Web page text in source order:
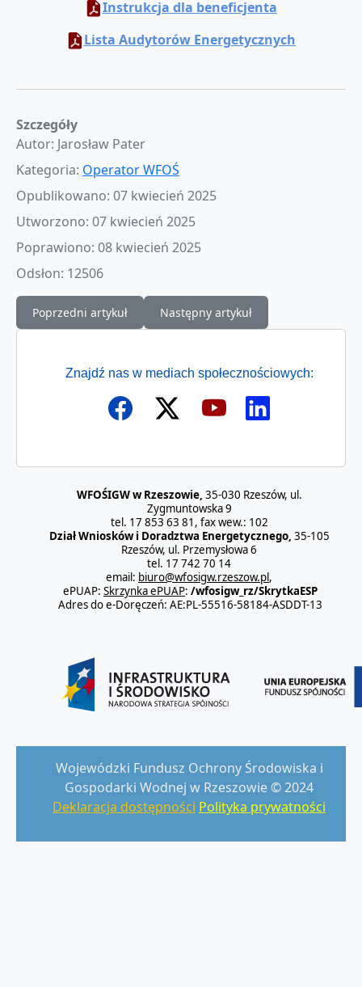
Instrukcja dla beneficjenta
Lista Audytorów Energetycznych
Szczegóły
Autor: Jarosław Pater
Kategoria: Operator WFOŚ
Opublikowano: 07 kwiecień 2025
Utworzono: 07 kwiecień 2025
Poprawiono: 08 kwiecień 2025
Odsłon: 12506
Poprzedni artykuł: Spotkania z Zespołem
Poprzedni artykuł Następny artykuł: Gminni
Następny artykuł
Znajdź nas w mediach społecznościowych:
WFOŚIGW w Rzeszowie, 35-030 Rzeszów, ul.
Zygmuntowska 9
tel. 17 853 63 81, fax wew.: 102
Dział Wniosków i Doradztwa Energetycznego, 35-105
Rzeszów, ul. Przemysłowa 6
tel. 17 742 70 14
email: biuro@wfosigw.rzeszow.pl ,
ePUAP: Skrzynka ePUAP: /wfosigw_rz/SkrytkaESP
Adres do e-Doręczeń: AE:PL-55516-58184-ASDDT-13
Wojewódzki Fundusz Ochrony Środowiska i
Gospodarki Wodnej w Rzeszowie © 2024
Deklaracja dostępności Polityka prywatności